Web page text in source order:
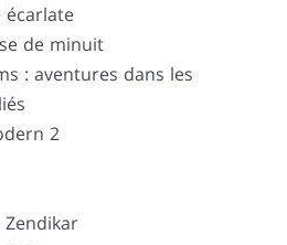
écarlate
de minuit
: aventures dans les
2
Zendikar